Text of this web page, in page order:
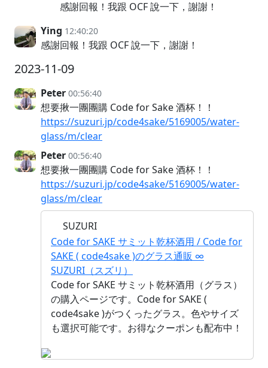
感謝回報！我跟 OCF 說一下，謝謝！
Ying 12:40:20
感謝回報！我跟 OCF 說一下，謝謝！
2023-11-09
Peter 00:56:40
想要揪一團團購 Code for Sake 酒杯！！
https://suzuri.jp/code4sake/5169005/water-
glass/m/clear
Peter 00:56:40
想要揪一團團購 Code for Sake 酒杯！！
https://suzuri.jp/code4sake/5169005/water-
glass/m/clear
SUZURI
Code for SAKE サミット乾杯酒用 / Code for
SAKE ( code4sake )のグラス通販 ∞
SUZURI（スズリ）
Code for SAKE サミット乾杯酒用（グラス）
の購入ページです。Code for SAKE (
code4sake )がつくったグラス。色やサイズ
も選択可能です。お得なクーポンも配布中！